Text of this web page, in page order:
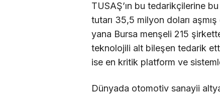
TUSAŞ’ın bu tedarikçilerine
tutarı 35,5 milyon doları
yana Bursa menşeli 215
teknolojili alt bileşen tedarik
ise en kritik platform ve
Dünyada otomotiv sanayii